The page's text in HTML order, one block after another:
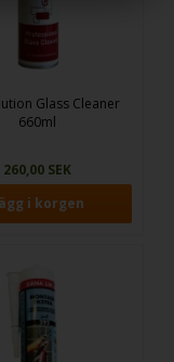
Glass Cleaner
660ml
260,00 SEK